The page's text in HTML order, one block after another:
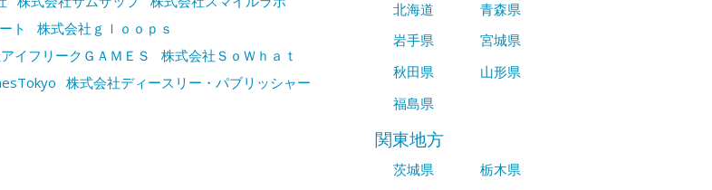
ト
株式会社ｇｌｏｏｐｓ
イフリークＧＡＭＥＳ
株式会社ＳｏＷｈａｔ
株式会社ディースリー・パブリッシャー
北海道
青森県
岩手県
宮城県
秋田県
山形県
福島県
関東地方
茨城県
栃木県